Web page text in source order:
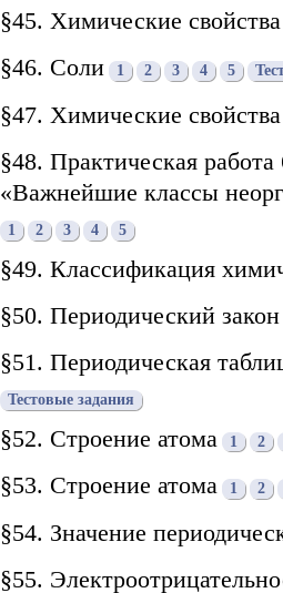
§45. Химические
§46. Соли 1 2 3 4 5
§47. Химические
§48. Практическая
«Важнейшие классы
1 2 3 4 5
§49. Классификация
§50. Периодический
§51. Периодическая
Тестовые задания
§52. Строение атома 1 2
§53. Строение атома 1 2
§54. Значение
§55.